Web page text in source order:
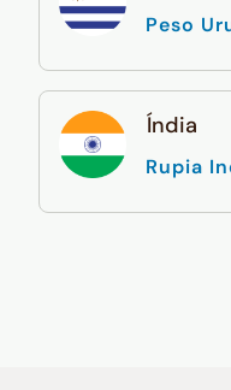
Peso
Índia
Rupia